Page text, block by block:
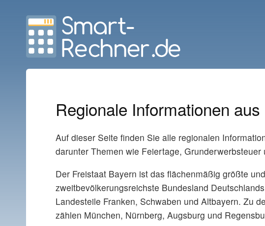
Regionale Informationen
Auf dieser Seite finden Sie alle regionalen
darunter Themen wie Feiertage, Grunderwerbsteuer
Der Freistaat Bayern ist das flächenmäßig größte
zweitbevölkerungsreichste Bundesland
Landesteile Franken, Schwaben und Altbayern. Zu
zählen München, Nürnberg, Augsburg und